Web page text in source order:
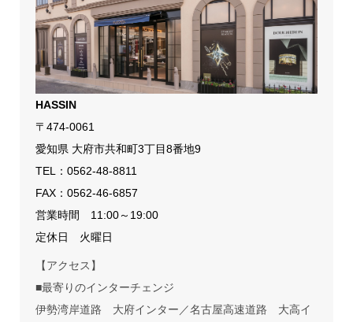
HASSIN
〒474-0061
愛知県 大府市共和町3丁目8番地9
TEL： 0562-48-8811
FAX：0562-46-6857
営業時間 11:00～19:00
定休日 火曜日
【アクセス】
■最寄りのインターチェンジ
伊勢湾岸道路 大府インター／名古屋高速道路 大高イ